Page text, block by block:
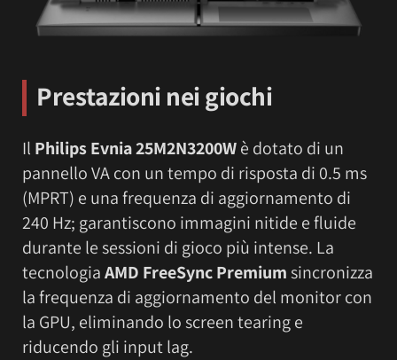
Prestazioni nei giochi
Il Philips Evnia 25M2N3200Wè dotato di un
pannello VA con un tempo di risposta di 0.5 ms
(MPRT) e una frequenza di aggiornamento di
240 Hz; garantiscono immagini nitide e fluide
durante le sessioni di gioco più intense. La
tecnologiaAMD FreeSync Premiumsincronizza
la frequenza di aggiornamento del monitor con
la GPU, eliminando lo screen tearing e
riducendo gli input lag.